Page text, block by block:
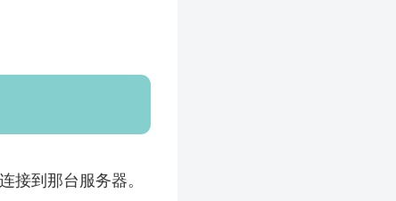
接到那台服务器。